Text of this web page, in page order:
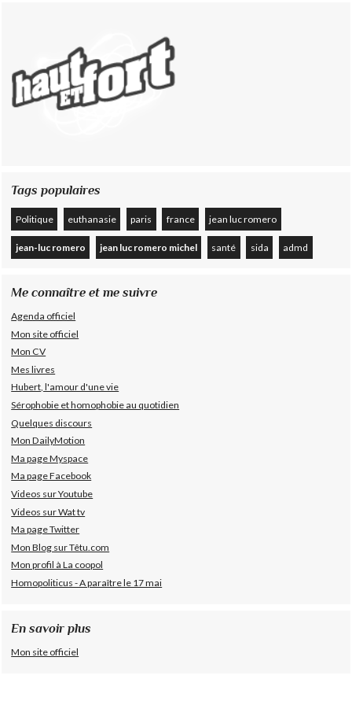
Tags populaires
Politique euthanasie paris france jean luc romero
jean-luc romero jean luc romero michel santé sida admd
Me connaître et me suivre
Agenda officiel
Mon site officiel
Mon CV
Mes livres
Hubert, l'amour d'une vie
Sérophobie et homophobie au quotidien
Quelques discours
Mon DailyMotion
Ma page Myspace
Ma page Facebook
Videos sur Youtube
Videos sur Wat tv
Ma page Twitter
Mon Blog sur Têtu.com
Mon profil à La coopol
Homopoliticus - A paraître le 17 mai
En savoir plus
Mon site officiel